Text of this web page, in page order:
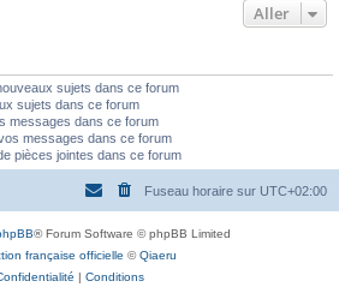
Aller
sujets dans ce forum
sujets dans ce forum
messages dans ce forum
messages dans ce forum
pièces jointes dans ce forum
Fuseau horaire sur UTC+02:00
® Forum Software © phpBB Limited
française officielle ©Qiaeru
| Conditions